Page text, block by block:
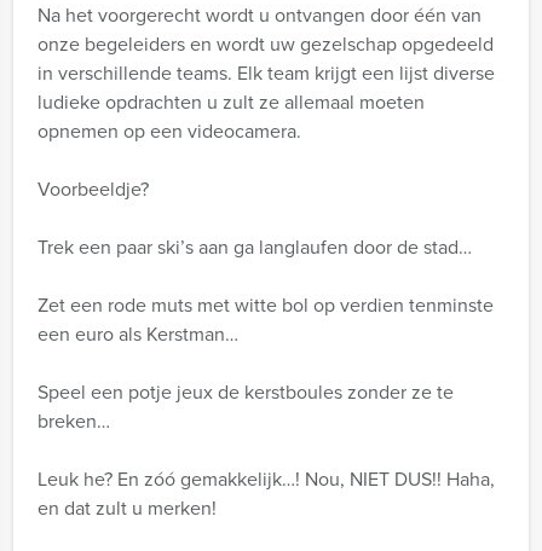
Na het voorgerecht wordt u ontvangen door één van
onze begeleiders en wordt uw gezelschap opgedeeld
in verschillende teams. Elk team krijgt een lijst diverse
ludieke opdrachten u zult ze allemaal moeten
opnemen op een videocamera.
Voorbeeldje?
Trek een paar ski’s aan ga langlaufen door de stad…
Zet een rode muts met witte bol op verdien tenminste
een euro als Kerstman…
Speel een potje jeux de kerstboules zonder ze te
breken…
Leuk he? En zóó gemakkelijk…! Nou, NIET DUS!! Haha,
en dat zult u merken!